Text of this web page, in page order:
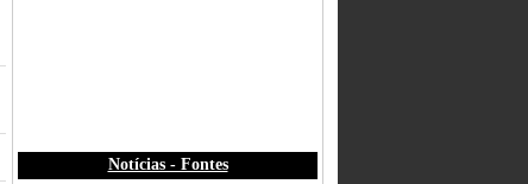
Notícias - Fontes